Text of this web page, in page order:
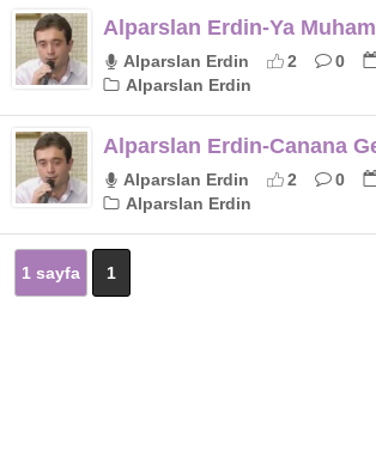
Alparslan Erdin-Ya
Alparslan Erdin 2 0
Alparslan Erdin
Alparslan Erdin-Canana
Alparslan Erdin 2 0
Alparslan Erdin
1 sayfa 1